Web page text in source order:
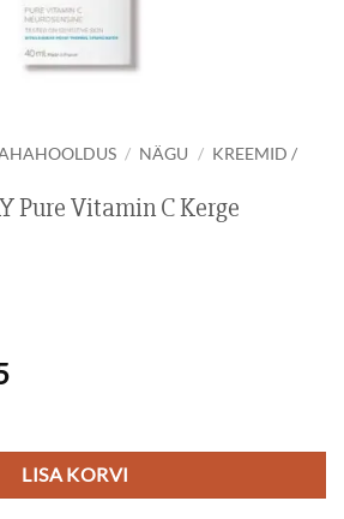
/ NÄGU / KREEMID /
Pure Vitamin C Kerge
Current
€41,15.
LISA KORVI